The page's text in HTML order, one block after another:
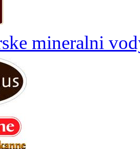
mineralni